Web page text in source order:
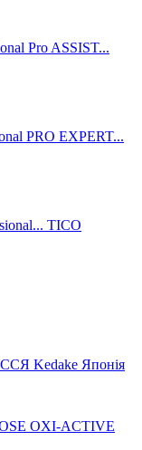
Pro ASSIST...
PRO EXPERT...
TICO
Kedake Японія
OXI-ACTIVE